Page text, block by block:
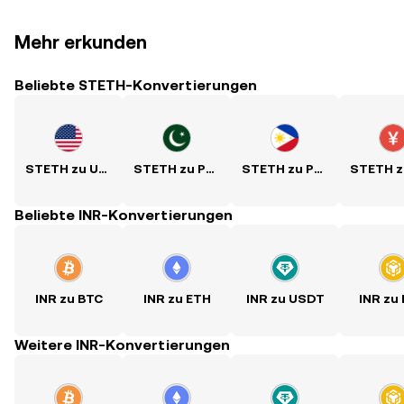
Mehr erkunden
Beliebte STETH-Konvertierungen
STETH zu USD STETH zu PKR STETH zu PHP
Beliebte INR-Konvertierungen
INR zu BTC INR zu ETH INR zu USDT INR zu
Weitere INR-Konvertierungen